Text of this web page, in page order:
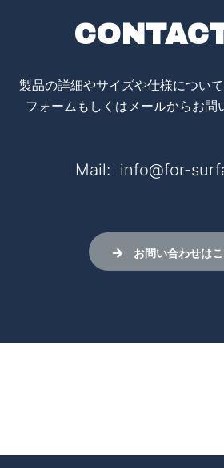
製品の詳細やサイズや仕様につい
フォームもしくはメールからお問
Mail: info@for-
お問い合わせは